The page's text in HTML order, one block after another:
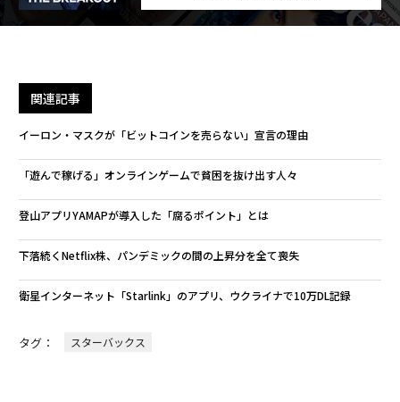
関連記事
イーロン・マスクが「ビットコインを売らない」宣言の理由
「遊んで稼げる」オンラインゲームで貧困を抜け出す人々
登山アプリYAMAPが導入した「腐るポイント」とは
下落続くNetflix株、パンデミックの間の上昇分を全て喪失
衛星インターネット「Starlink」のアプリ、ウクライナで10万DL記録
タグ： スターバックス